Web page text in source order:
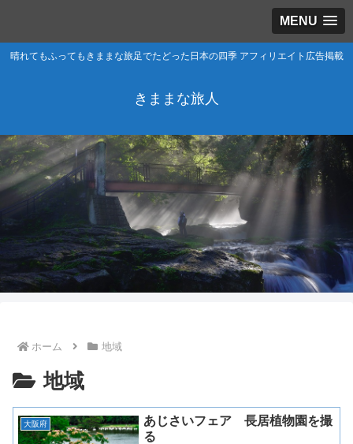
MENU
晴れてもふってもきままな旅足でたどった日本の四季 アフィリエイト広告掲載
きままな旅人
ホーム 地域
地域
大阪府
あじさいフェア 長居植物園を撮
る